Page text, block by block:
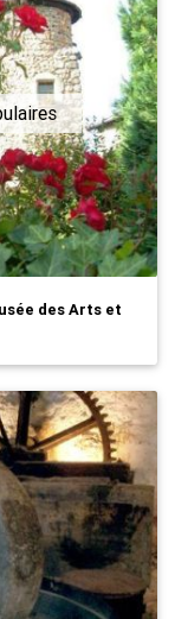
des Arts et